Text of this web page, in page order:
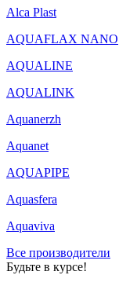
Alca Plast
AQUAFLAX NANO
AQUALINE
AQUALINK
Aquanerzh
Aquanet
AQUAPIPE
Aquasfera
Aquaviva
Все производители
Будьте в курсе!